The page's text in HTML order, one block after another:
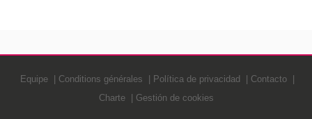
Equipe Conditions générales Política de privacidad
Contacto
Charte
Gestión de cookies